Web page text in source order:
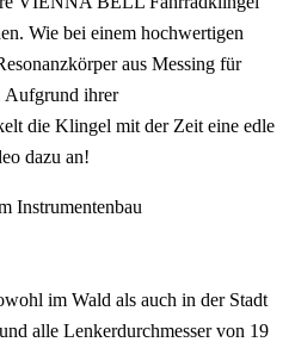
Wie bei einem hochwertigen
aus Messing für
Aufgrund ihrer
die Klingel mit der Zeit eine edle
dazu an!
Instrumentenbau
im Wald als auch in der Stadt
alle Lenkerdurchmesser von 19